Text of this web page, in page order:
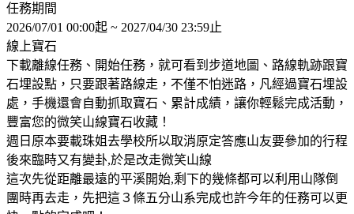
任務期間
2026/07/01 00:00起 ~ 2027/04/30 23:59止
線上寶石
下載離線任務、開始任務，就可看到步道地圖、路線軌跡跟寶
石埋設點，只要跟著路線走，不僅不怕迷路，凡經過寶石埋設
處，手機還會自動抓取寶石、累計成績，讓你輕鬆完成活動，
豐富您的微笑山線寶石收藏！
週日原本要載珠姐去學校所以取消原定答應山友要參加的行程
後來臨時又有變卦,於是改走微笑山線
這次先從距離最遠的平溪開始,剩下的幾條都可以利用山隊倒
團時再去走，先把這３條五分山系完成也許今年的任務可以更